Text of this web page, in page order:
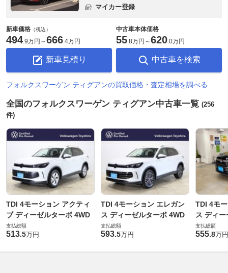
マイカー登録
新車価格 （税込）
494.9万円 ～666.4万円
新車見積り
中古車本体価格
55.8万円 ～620.0万円
中古車を検索
フォルクスワーゲン ティグアンの買取価格・査定相場を調べる
全国のフォルクスワーゲン ティグアン中古車一覧 (256
件)
TDI 4モーション アクティ
ブ ディーゼルターボ 4WD
支払総額
513.5万円
TDI 4モーション エレガン
ス ディーゼルターボ 4WD
支払総額
593.5万円
TDI 4モ
ス ディ
支払総額
555.8万円